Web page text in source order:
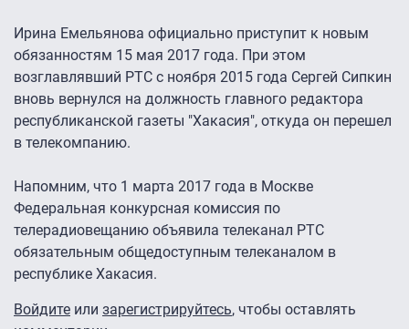
Ирина Емельянова официально приступит к новым
обязанностям 15 мая 2017 года. При этом
возглавлявший РТС с ноября 2015 года Сергей Сипкин
вновь вернулся на должность главного редактора
республиканской газеты "Хакасия", откуда он перешел
в телекомпанию.
Напомним, что 1 марта 2017 года в Москве
Федеральная конкурсная комиссия по
телерадиовещанию объявила телеканал РТС
обязательным общедоступным телеканалом в
республике Хакасия.
Войдите или зарегистрируйтесь, чтобы оставлять